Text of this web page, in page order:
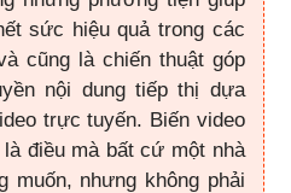
sức hiệu quả trong các
cũng là chiến thuật góp
nội dung tiếp thị dựa
trực tuyến. Biến video
điều mà bất cứ một nhà
muốn, nhưng không phải